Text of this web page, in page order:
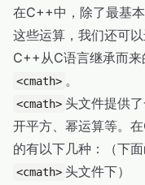
在C++中，除了最基
这些运算，我们还可
C++从C语言继承而
<cmath> 。
<cmath> 头文件提供
开平方、幂运算等。
的有以下几种：（下
<cmath> 头文件下）